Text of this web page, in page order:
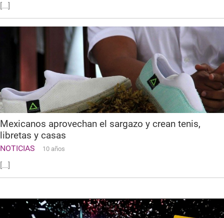
[...]
Mexicanos aprovechan el sargazo y crean tenis,
libretas y casas
NOTICIAS 10 años
[...]